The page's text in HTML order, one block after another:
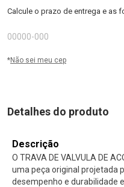
Calcule o prazo de entrega e as
*Não sei meu cep
Detalhes do produto
Descrição
O TRAVA DE VALVULA DE
uma peça original projetada
desempenho e durabilidade